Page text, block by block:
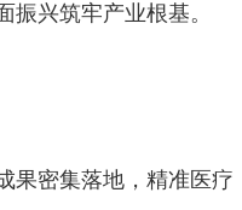
兴筑牢产业根基。
果密集落地，精准医疗